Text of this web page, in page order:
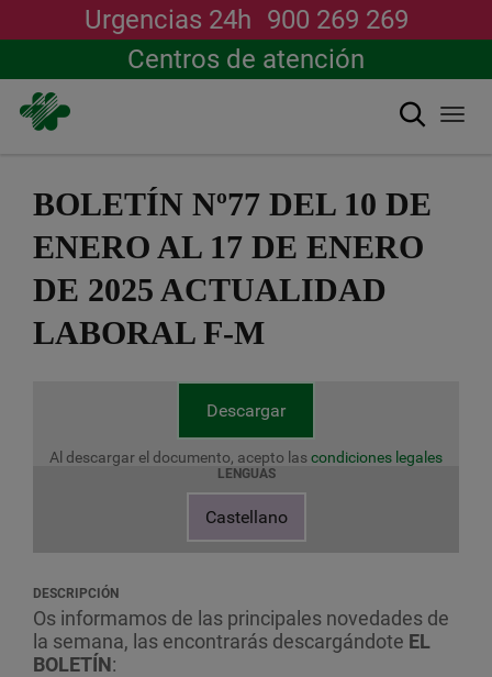
contenido
Urgencias 24h 900 269 269
Centros de atención
Buscar
BOLETÍN Nº77 DEL 10 DE
ENERO AL 17 DE ENERO
DE 2025 ACTUALIDAD
LABORAL F-M
Descargar
Al descargar el documento, acepto lascondiciones legales
LENGUAS
Castellano
DESCRIPCIÓN
Os informamos de las principales novedades de
la semana, las encontrarás descargándote EL
BOLETÍN: